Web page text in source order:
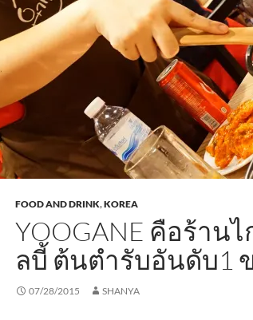
FOOD AND DRINK,KOREA
YOOGANE คือร้าน
ลบี้ ต้นตำรับอันดับ1
07/28/2015 SHANYA